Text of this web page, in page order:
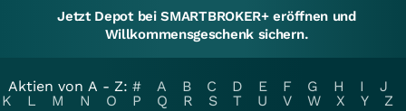
Jetzt Depot bei SMARTBROKER+ eröffnen und
Willkommensgeschenk sichern.
Aktien von A - Z: # A B C D E F G H I
J
K
L M N O P Q R S T U V W X Y
Z